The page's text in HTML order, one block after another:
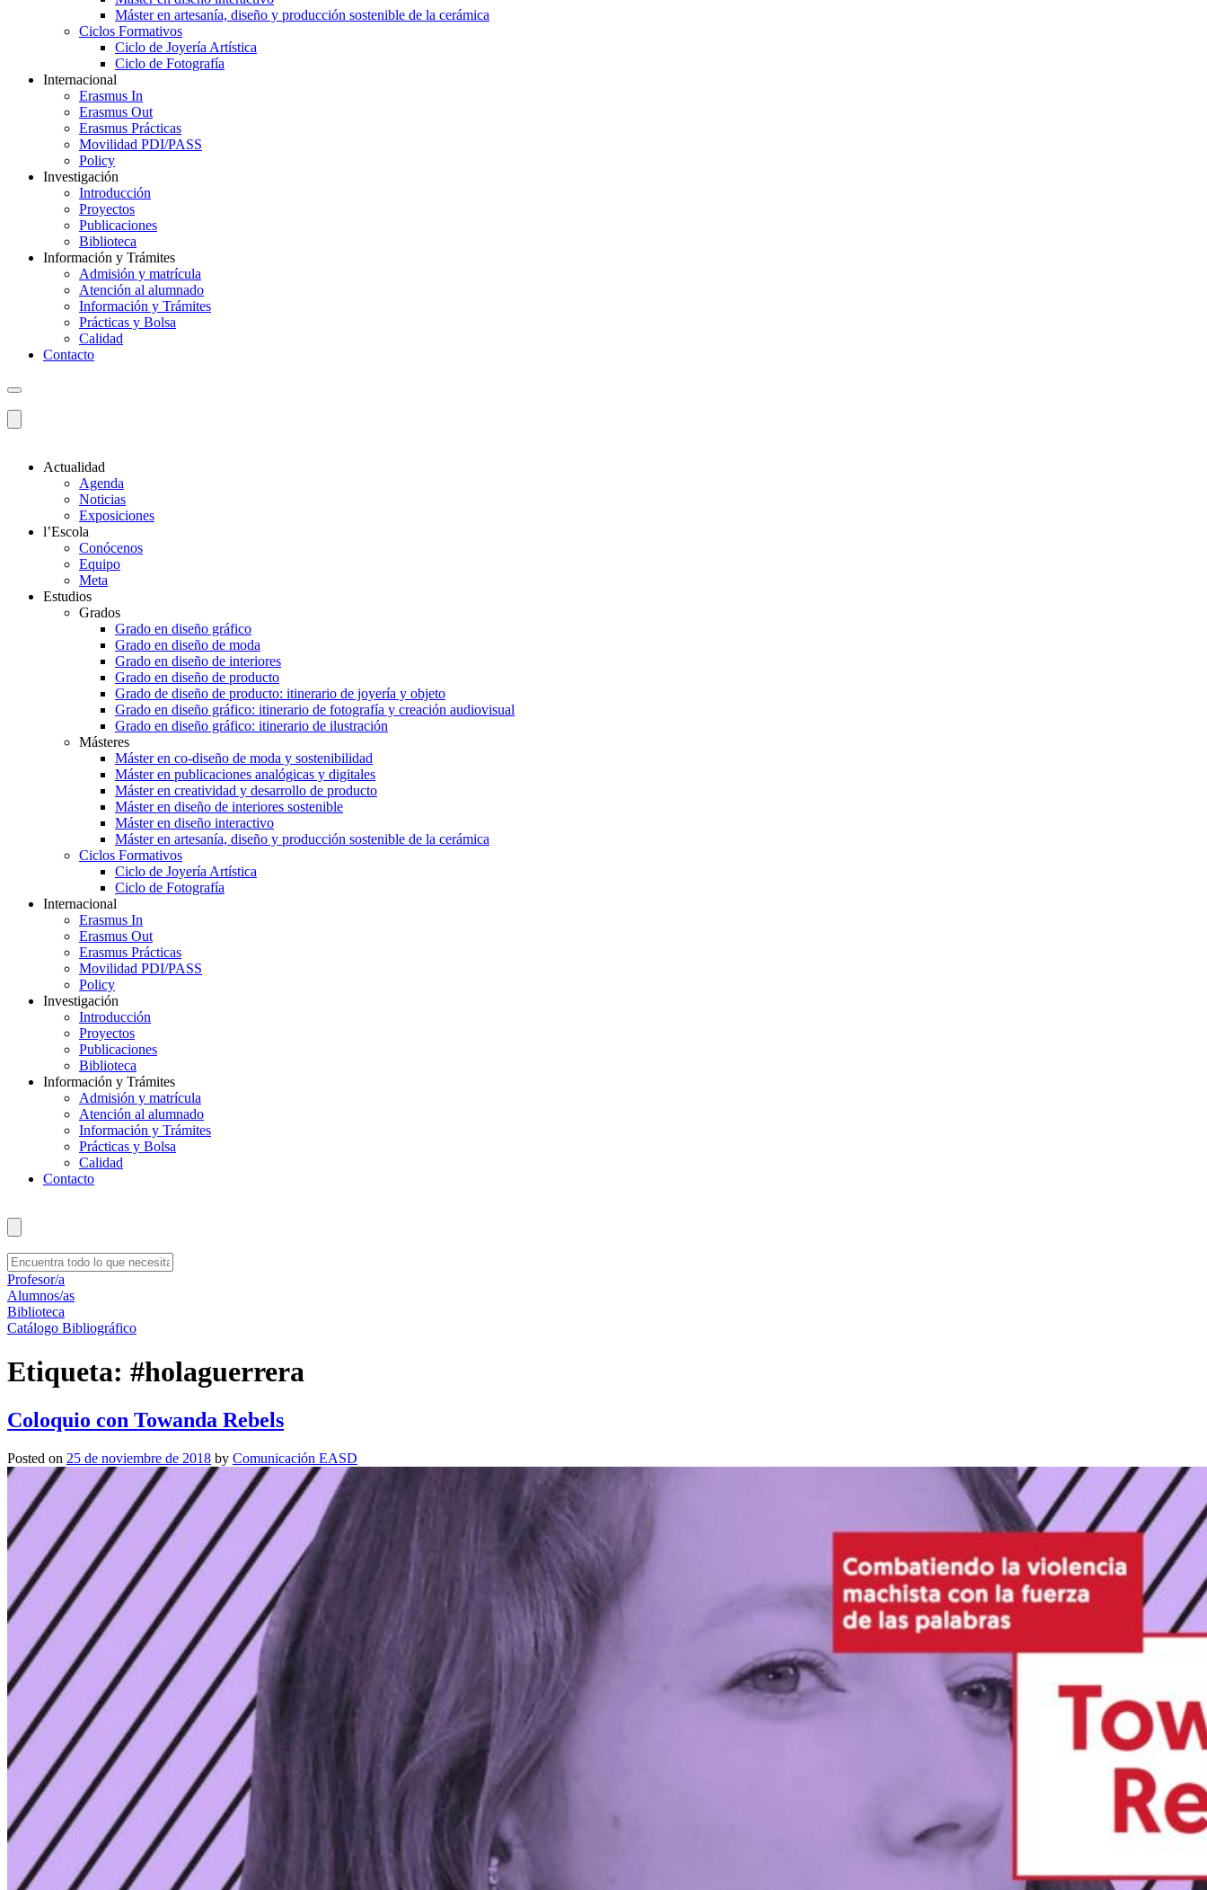
Máster en artesanía, diseño y producción sostenible de la cerámica
Ciclos Formativos
Ciclo de Joyería Artística
Ciclo de Fotografía
Internacional
Erasmus In
Erasmus Out
Erasmus Prácticas
Movilidad PDI/PASS
Policy
Investigación
Introducción
Proyectos
Publicaciones
Biblioteca
Información y Trámites
Admisión y matrícula
Atención al alumnado
Información y Trámites
Prácticas y Bolsa
Calidad
Contacto
Actualidad
Agenda
Noticias
Exposiciones
l’Escola
Conócenos
Equipo
Meta
Estudios
Grados
Grado en diseño gráfico
Grado en diseño de moda
Grado en diseño de interiores
Grado en diseño de producto
Grado de diseño de producto: itinerario de joyería y objeto
Grado en diseño gráfico: itinerario de fotografía y creación audiovisual
Grado en diseño gráfico: itinerario de ilustración
Másteres
Máster en co-diseño de moda y sostenibilidad
Máster en publicaciones analógicas y digitales
Máster en creatividad y desarrollo de producto
Máster en diseño de interiores sostenible
Máster en diseño interactivo
Máster en artesanía, diseño y producción sostenible de la cerámica
Ciclos Formativos
Ciclo de Joyería Artística
Ciclo de Fotografía
Internacional
Erasmus In
Erasmus Out
Erasmus Prácticas
Movilidad PDI/PASS
Policy
Investigación
Introducción
Proyectos
Publicaciones
Biblioteca
Información y Trámites
Admisión y matrícula
Atención al alumnado
Información y Trámites
Prácticas y Bolsa
Calidad
Contacto
Profesor/a
Alumnos/as
Biblioteca
Catálogo Bibliográfico
Etiqueta: #holaguerrera
Coloquio con Towanda Rebels
Posted on 25 de noviembre de 2018 by Comunicación EASD